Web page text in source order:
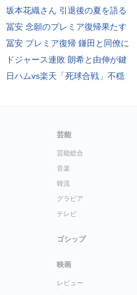
坂本花織さん 引退後の夏を語る
冨安 念願のプレミア復帰果たす
冨安 プレミア復帰 鎌田と同僚に
ドジャース連敗 朗希と由伸が鍵
日ハムvs楽天「死球合戦」不穏
芸能
芸能総合
音楽
韓流
グラビア
テレビ
ゴシップ
映画
レビュー